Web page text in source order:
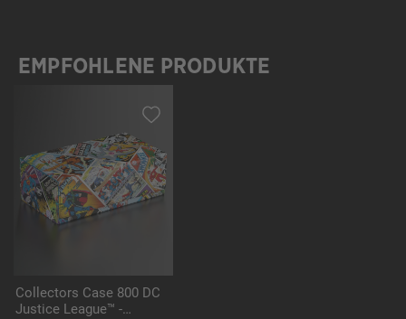
Produktgalerie überspringen
EMPFOHLENE PRODUKTE
Collectors Case 800 DC
Justice League™ -